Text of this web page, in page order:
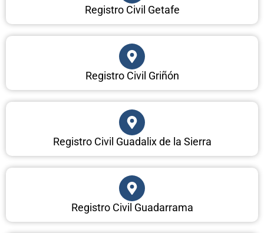
Registro Civil Getafe
Registro Civil Griñón
Registro Civil Guadalix de la Sierra
Registro Civil Guadarrama